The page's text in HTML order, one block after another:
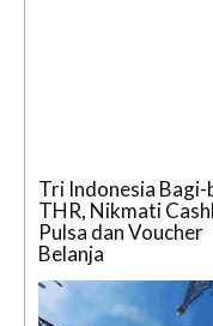
Tri Indonesia Bagi-
THR, Nikmati
Pulsa dan Voucher
Belanja